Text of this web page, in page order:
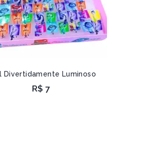
Divertidamente Luminoso
R$ 7